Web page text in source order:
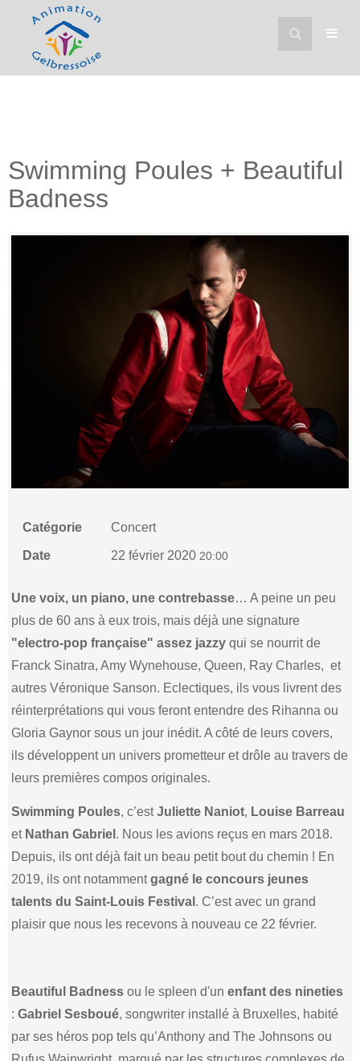
Swimming Poules + Beautiful
Badness
Catégorie Concert
Date 22 février 2020 20:00
Une voix, un piano, une contrebasse…A peine un peu
plus de 60 ans à eux trois, mais déjà une signature
"electro-pop française" assez jazzy qui se nourrit de
Franck Sinatra, Amy Wynehouse, Queen, Ray Charles, et
autres Véronique Sanson. Eclectiques, ils vous livrent des
réinterprétations qui vous feront entendre des Rihanna ou
Gloria Gaynor sous un jour inédit. A côté de leurs covers,
ils développent un univers prometteur et drôle au travers de
leurs premières compos originales.
Swimming Poules, c’estJuliette Naniot, Louise Barreau
et Nathan Gabriel . Nous les avions reçus en mars 2018.
Depuis, ils ont déjà fait un beau petit bout du chemin ! En
2019, ils ont notammentgagné le concours jeunes
talents du Saint-Louis Festival . C’est avec un grand
plaisir que nous les recevons à nouveau ce 22 février.
Beautiful Badness ou le spleen d'unenfant des nineties
:Gabriel Sesboué, songwriter installé à Bruxelles, habité
par ses héros pop tels qu’Anthony and The Johnsons ou